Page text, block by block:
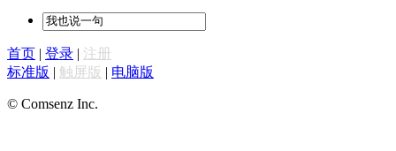
首页 | 登录 | 注册
标准版 | 触屏版 | 电脑版
© Comsenz Inc.